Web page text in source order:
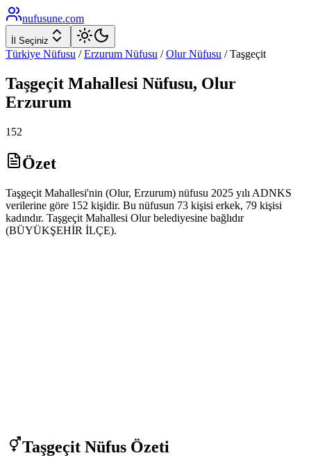
nufusune.com
İl Seçiniz
Türkiye Nüfusu / Erzurum Nüfusu / OlurNüfusu /Taşgeçit
Taşgeçit Mahallesi Nüfusu, Olur
Erzurum
152
Özet
Taşgeçit Mahallesi'nin (Olur, Erzurum) nüfusu 2025 yılı ADNKS
verilerine göre 152 kişidir. Bu nüfusun 73 kişisi erkek, 79 kişisi
kadındır. Taşgeçit Mahallesi Olur belediyesine bağlıdır
(BÜYÜKŞEHİR İLÇE).
Taşgeçit Nüfus Özeti